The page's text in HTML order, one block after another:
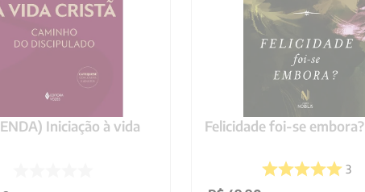
Iniciação à vida Felicidade foi-se embora?
3